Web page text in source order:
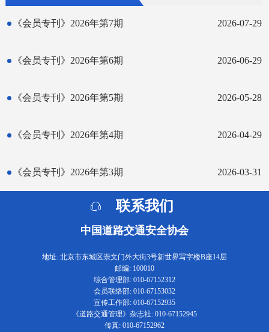
《会员专刊》2026年第7期 2026-07-29
《会员专刊》2026年第6期 2026-06-29
《会员专刊》2026年第5期 2026-05-28
《会员专刊》2026年第4期 2026-04-29
《会员专刊》2026年第3期 2026-03-31
联系我们
中国道路交通安全协会
地址: 北京市东城区崇文门外大街3号新世界写字楼B座14层
邮编: 100010
综合管理部: 010-67152312
会员联络部: 010-67153032
宣传工作部: 010-67152935
《道路交通管理》杂志社: 010-67152945
传真: 010-67152962